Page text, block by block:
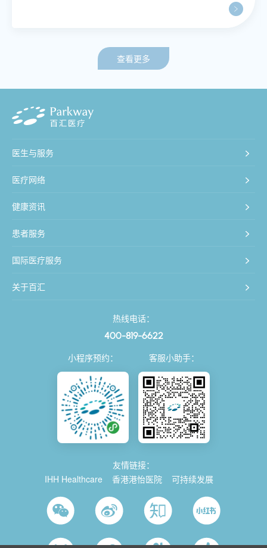
查看更多
医生与服务
医疗网络
健康资讯
患者服务
国际医疗服务
关于百汇
热线电话：
400-819-6622
小程序预约： 客服小助手：
友情链接：
IHH Healthcare
香港港怡医院 可持续发展